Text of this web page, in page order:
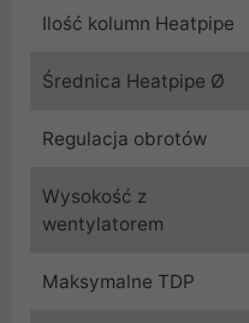
Ilość kolumn Heatpipe
Średnica Heatpipe Ø
Regulacja obrotów
Wysokość z
wentylatorem
Maksymalne TDP